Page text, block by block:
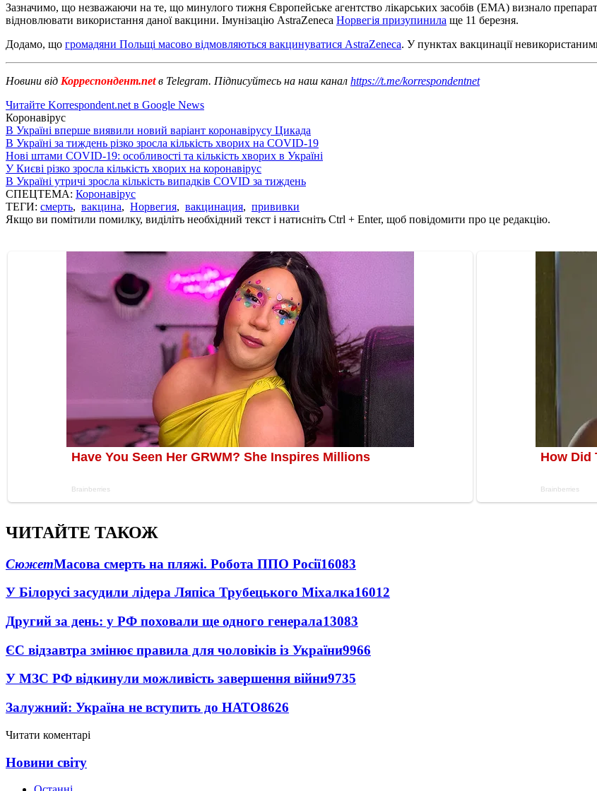
Зазначимо, що незважаючи на те, що минулого тижня Європейське агентство лікарських засобів (ЕМА) визнало
відновлювати використання даної вакцини. Імунізацію AstraZeneca Норвегія призупинила ще 11 березня.
Додамо, що громадяни Польщі масово відмовляються вакцинуватися AstraZeneca. У пунктах вакцинації
Новини від Корреспондент.netв Telegram. Підписуйтесь на наш канал https://t.me/korrespondentnet
Читайте Korrespondent.net в Google News
Коронавірус
В Україні вперше виявили новий варіант коронавірусу Цикада
В Україні за тиждень різко зросла кількість хворих на COVID-19
Нові штами COVID-19: особливості та кількість хворих в Україні
У Києві різко зросла кількість хворих на коронавірус
В Україні утричі зросла кількість випадків COVID за тиждень
СПЕЦТЕМА: Коронавірус
ТЕГИ: смерть, вакцина, Норвегия, вакцинация, прививки
Якщо ви помітили помилку, виділіть необхідний текст і натисніть Ctrl + Enter, щоб повідомити про це редакцію.
ЧИТАЙТЕ ТАКОЖ
СюжетМасова смерть на пляжі. Робота ППО Росії16083
У Білорусі засудили лідера Ляпіса Трубецького Міхалка16012
Другий за день: у РФ поховали ще одного генерала13083
ЄС відзавтра змінює правила для чоловіків із України9966
У МЗС РФ відкинули можливість завершення війни9735
Залужний: Україна не вступить до НАТО8626
Читати коментарі
Новини світу